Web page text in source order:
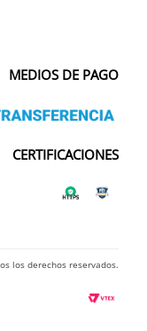
MEDIOS DE PAGO
CERTIFICACIONES
los derechos reservados.